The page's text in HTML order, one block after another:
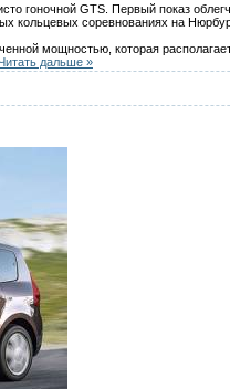
гоночной GTS. Первый показ
кольцевых соревнованиях на
мощностью, которая
дальше »